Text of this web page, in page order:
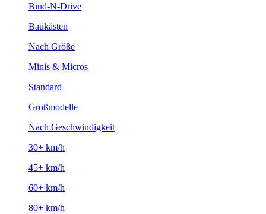
Bind-N-Drive
Baukästen
Nach Größe
Minis & Micros
Standard
Großmodelle
Nach Geschwindigkeit
30+ km/h
45+ km/h
60+ km/h
80+ km/h